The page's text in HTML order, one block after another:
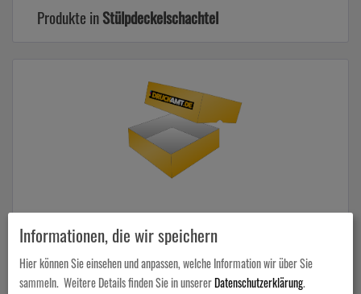
Produkte inStülpdeckelschachtel
Stülpdeckelschachtel
zum Artikel
Informationen, die wir speichern
Hier können Sie einsehen und anpassen, welche Information wir über Sie
sammeln. Weitere Details finden Sie in unsererDatenschutzerklärung.